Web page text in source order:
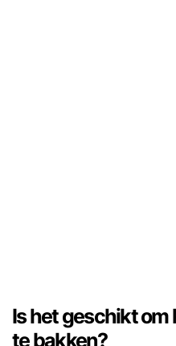
Is het geschikt
te bakken?